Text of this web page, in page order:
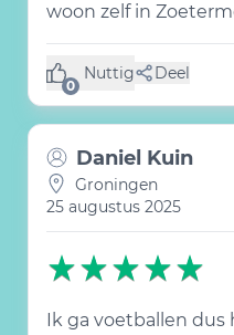
woon zelf in
0
Nuttig
(0 like) Deel
Daniel Kuin
Groningen
25 augustus 2025
Ik ga voetballen